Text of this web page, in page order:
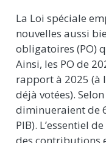
La Loi spéciale
nouvelles aussi
obligatoires (PO)
Ainsi, les PO de
rapport à 2025 (à
déjà votées).
diminueraient de
PIB). L’essentiel
des contributions